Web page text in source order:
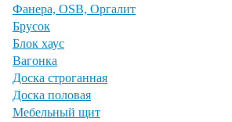
Фанера, OSB, Оргалит
Брусок
Блок хаус
Вагонка
Доска строганная
Доска половая
Мебельный щит